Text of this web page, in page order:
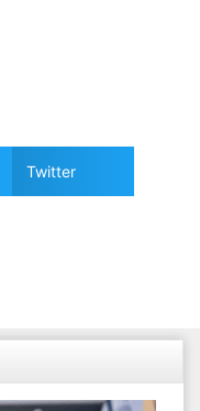
Twitter